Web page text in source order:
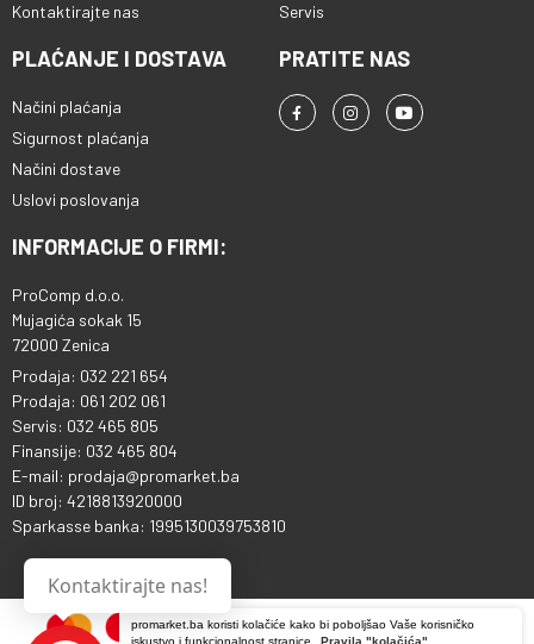
promarket.ba koristi kolačiće kako bi poboljšao Vaše korisničko
iskustvo i funkcionalnost stranice.
Pravila "kolačića"
Kontaktirajte nas
Servis
PLAĆANJE I DOSTAVA
Načini plaćanja
Sigurnost plaćanja
Načini dostave
Uslovi poslovanja
PRATITE NAS
INFORMACIJE O FIRMI:
ProComp d.o.o.
Mujagića sokak 15
72000 Zenica
Prodaja: 032 221 654
Prodaja: 061 202 061
Servis: 032 465 805
Finansije: 032 465 804
E-mail: prodaja@promarket.ba
ID broj: 4218813920000
Sparkasse banka: 1995130039753810
Kontaktirajte nas!